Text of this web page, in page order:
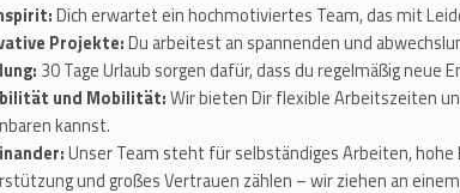
Dich erwartet ein hochmotiviertes Team, das mit
Projekte:Du arbeitest an spannenden und
30 Tage Urlaub sorgen dafür, dass du regelmäßig neue
und Mobilität:Wir bieten Dir flexible Arbeitszeiten
kannst.
Unser Team steht für selbständiges Arbeiten,
und großes Vertrauen zählen – wir ziehen an